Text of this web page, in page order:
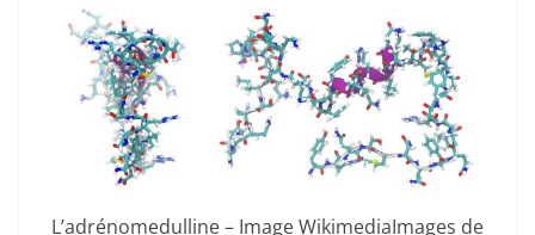
L’adrénomedulline – Image WikimediaImages de